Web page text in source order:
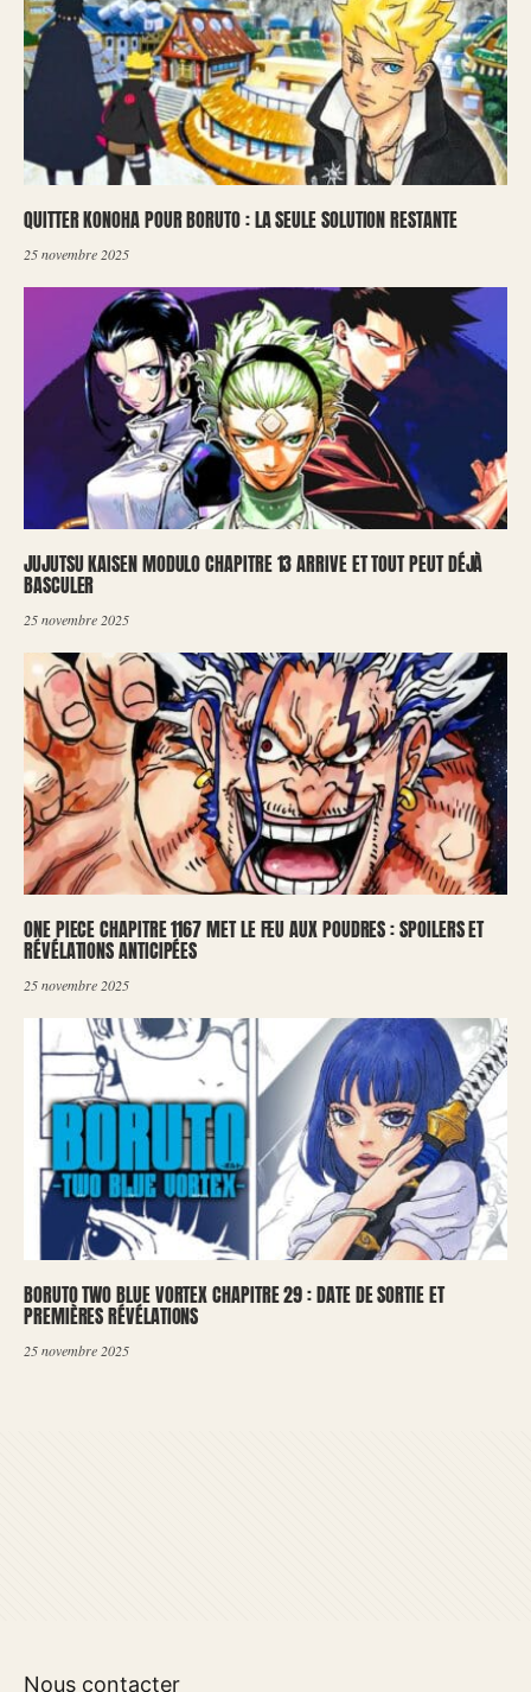
QUITTER KONOHA POUR BORUTO : LA SEULE SOLUTION RESTANTE
25 novembre 2025
JUJUTSU KAISEN MODULO CHAPITRE 13 ARRIVE ET TOUT PEUT DÉJÀ
BASCULER
25 novembre 2025
ONE PIECE CHAPITRE 1167 MET LE FEU AUX POUDRES : SPOILERS ET
RÉVÉLATIONS ANTICIPÉES
25 novembre 2025
BORUTO TWO BLUE VORTEX CHAPITRE 29 : DATE DE SORTIE ET
PREMIÈRES RÉVÉLATIONS
25 novembre 2025
Nous contacter